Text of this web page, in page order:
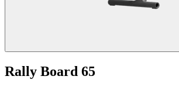
Rally Board 65